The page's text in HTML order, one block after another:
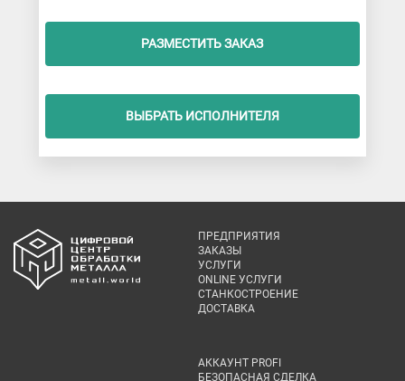
РАЗМЕСТИТЬ ЗАКАЗ
ВЫБРАТЬ ИСПОЛНИТЕЛЯ
ПРЕДПРИЯТИЯ
ЗАКАЗЫ
УСЛУГИ
ONLINE УСЛУГИ
СТАНКОСТРОЕНИЕ
ДОСТАВКА
АККАУНТ PROFI
БЕЗОПАСНАЯ СДЕЛКА